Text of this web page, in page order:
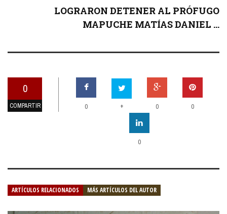
LOGRARON DETENER AL PRÓFUGO
MAPUCHE MATÍAS DANIEL ...
0
COMPARTIR 0 + 0 0
0
ARTÍCULOS RELACIONADOS MÁS ARTÍCULOS DEL AUTOR